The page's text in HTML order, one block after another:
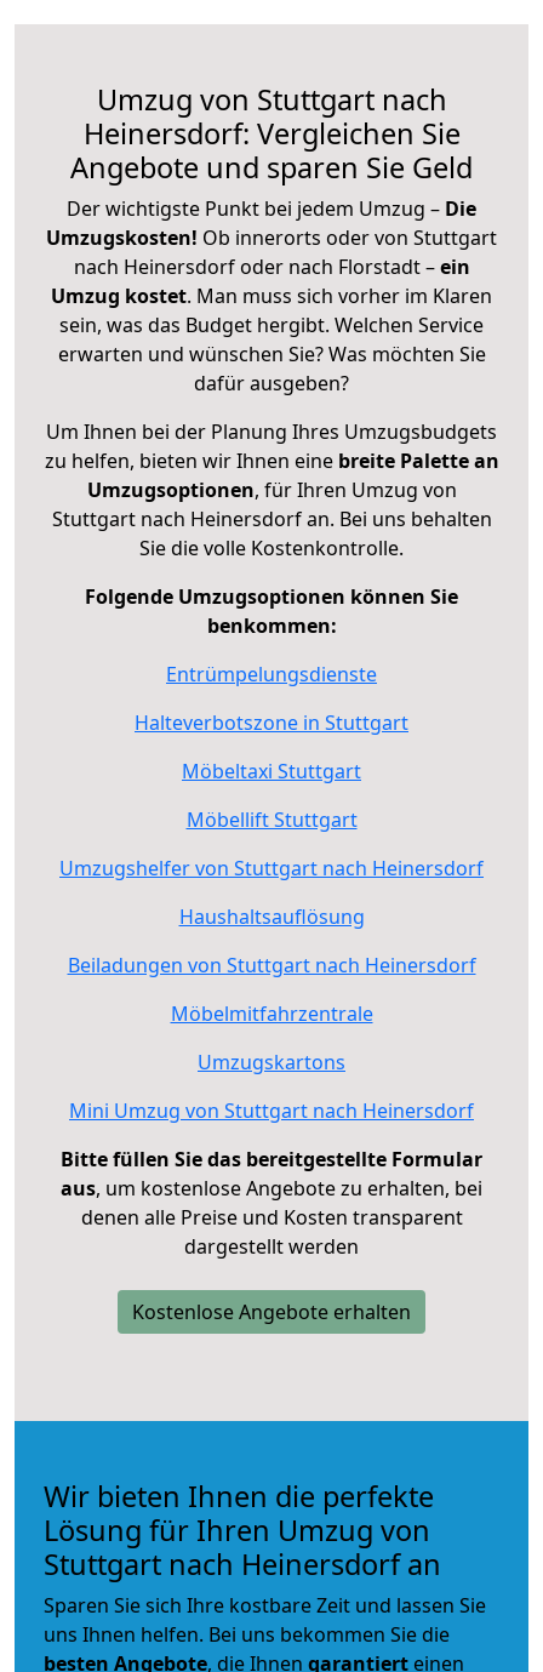
Umzug von Stuttgart nach
Heinersdorf: Vergleichen Sie
Angebote und sparen Sie Geld
Der wichtigste Punkt bei jedem Umzug – Die
Umzugskosten! Ob innerorts oder von Stuttgart
nach Heinersdorf oder nach Florstadt –ein
Umzug kostet. Man muss sich vorher im Klaren
sein, was das Budget hergibt. Welchen Service
erwarten und wünschen Sie? Was möchten Sie
dafür ausgeben?
Um Ihnen bei der Planung Ihres Umzugsbudgets
zu helfen, bieten wir Ihnen eine breite Palette an
Umzugsoptionen, für Ihren Umzug von
Stuttgart nach Heinersdorf an. Bei uns behalten
Sie die volle Kostenkontrolle.
Folgende Umzugsoptionen können Sie
benkommen:
Entrümpelungsdienste
Halteverbotszone in Stuttgart
Möbeltaxi Stuttgart
Möbellift Stuttgart
Umzugshelfer von Stuttgart nach Heinersdorf
Haushaltsauflösung
Beiladungen von Stuttgart nach Heinersdorf
Möbelmitfahrzentrale
Umzugskartons
Mini Umzug von Stuttgart nach Heinersdorf
Bitte füllen Sie das bereitgestellte Formular
aus, um kostenlose Angebote zu erhalten, bei
denen alle Preise und Kosten transparent
dargestellt werden
Kostenlose Angebote erhalten
Wir bieten Ihnen die perfekte
Lösung für Ihren Umzug von
Stuttgart nach Heinersdorf an
Sparen Sie sich Ihre kostbare Zeit und lassen Sie
uns Ihnen helfen. Bei uns bekommen Sie die
besten Angebote, die Ihnen garantiert einen